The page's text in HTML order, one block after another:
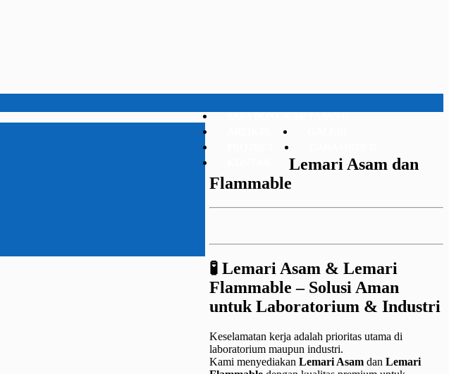
Lemari Asam dan
Flammable
🧪 Lemari Asam & Lemari
Flammable – Solusi Aman
untuk Laboratorium & Industri
Keselamatan kerja adalah prioritas utama di
laboratorium maupun industri.
Kami menyediakanLemari Asam danLemari